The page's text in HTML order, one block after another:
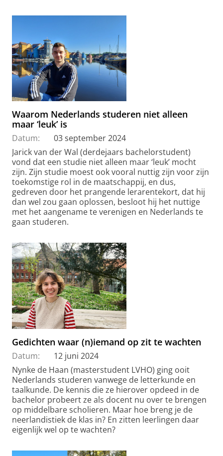
Waarom Nederlands studeren niet alleen
maar ‘leuk’ is
Datum:
03 september 2024
Jarick van der Wal (derdejaars bachelorstudent)
vond dat een studie niet alleen maar ‘leuk’ mocht
zijn. Zijn studie moest ook vooral nuttig zijn voor zijn
toekomstige rol in de maatschappij, en dus,
gedreven door het prangende lerarentekort, dat hij
dan wel zou gaan oplossen, besloot hij het nuttige
met het aangename te verenigen en Nederlands te
gaan studeren.
Gedichten waar (n)iemand op zit te wachten
Datum:
12 juni 2024
Nynke de Haan (masterstudent LVHO) ging ooit
Nederlands studeren vanwege de letterkunde en
taalkunde. De kennis die ze hierover opdeed in de
bachelor probeert ze als docent nu over te brengen
op middelbare scholieren. Maar hoe breng je de
neerlandistiek de klas in? En zitten leerlingen daar
eigenlijk wel op te wachten?